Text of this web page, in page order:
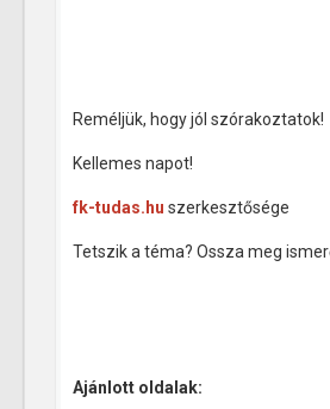
Reméljük, hogy jól szórakoztatok!
Kellemes napot!
fk-tudas.hu szerkesztősége
Tetszik a téma? Ossza meg
Ajánlott oldalak: